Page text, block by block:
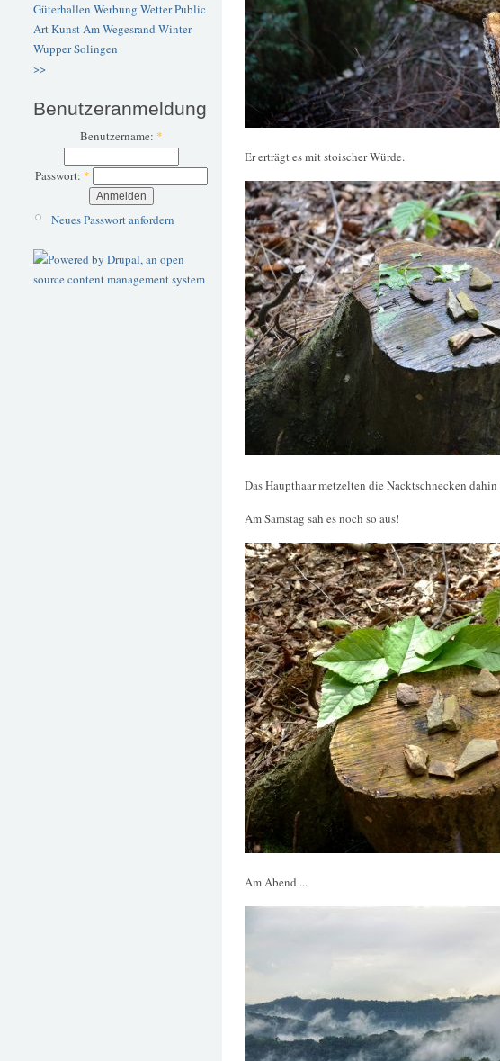
Güterhallen Werbung WetterPublic
ArtKunstAm Wegesrand Winter
WupperSolingen
>>
Benutzeranmeldung
Benutzername: *
Passwort: *
Neues Passwort anfordern
Er erträgt es mit stoischer Würde.
Das Haupthaar metzelten die Nacktschnecken dahin
Am Samstag sah es noch so aus!
Am Abend ...